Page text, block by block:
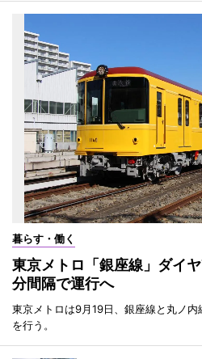
暮らす・働く
東京メトロ「銀座線」ダイ
分間隔で運行へ
東京メトロは9月19日、銀座線と丸ノ
を行う。